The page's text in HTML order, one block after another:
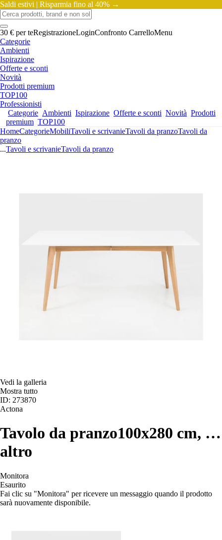
Saldi estivi | Risparmia fino al 40% →
30 € per teRegistrazioneLoginConfronto CarrelloMenu
Categorie
Ambienti
Ispirazione
Offerte e sconti
Novità
Prodotti premium
TOP100
Professionisti
Categorie Ambienti Ispirazione Offerte e sconti Novità Prodotti
premium TOP100
HomeCategorieMobiliTavoli e scrivanieTavoli da pranzoTavoli da
pranzo
...Tavoli e scrivanieTavoli da pranzo
Vedi la galleria
Mostra tutto
ID: 273870
Actona
Tavolo da pranzo100x280 cm, …
altro
Monitora
Esaurito
Fai clic su "Monitora" per ricevere un messaggio quando il prodotto
sarà nuovamente disponibile.